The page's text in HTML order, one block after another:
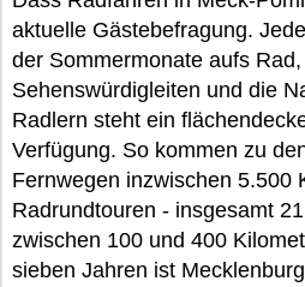
aktuelle Gästebefragung.
der Sommermonate aufs
Sehenswürdigleiten und die
Radlern steht ein
Verfügung. So kommen zu
Fernwegen inzwischen 5.500
Radrundtouren - insgesamt
zwischen 100 und 400
sieben Jahren ist